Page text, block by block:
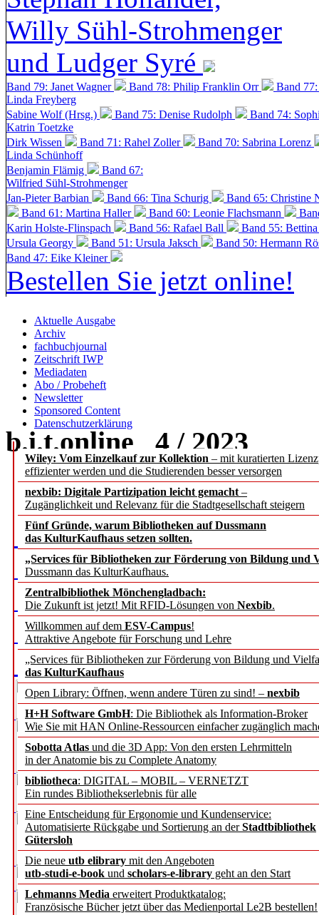
Willy Sühl-Strohmenger
und Ludger Syré
Band 79: Janet Wagner Band 78: Philip Franklin Orr
Band
Linda Freyberg
Sabine Wolf (Hrsg.)
Band 75: Denise Rudolph
Band 74:
Katrin Toetzke
Dirk Wissen
Band 71: Rahel Zoller
Band 70: Sabrina Lorenz
Linda Schünhoff
Benjamin Flämig
Band 67:
Wilfried Sühl-Strohmenger
Jan-Pieter Barbian
Band 66: Tina Schurig
Band 65: Christine
Band 61: Martina Haller
Band 60: Leonie Flachsmann
Karin Holste-Flinspach
Band 56: Rafael Ball
Band 55:
Ursula Georgy
Band 51: Ursula Jaksch Band 50: Hermann
Band 47: Eike Kleiner
Bestellen Sie jetzt online!
Aktuelle Ausgabe
Archiv
fachbuchjournal
Zeitschrift IWP
Mediadaten
Abo / Probeheft
Newsletter
Sponsored Content
Datenschutzerklärung
Wiley: Vom Einzelkauf zur Kollektion – mit kuratierten
effizienter werden und die Studierenden besser versorgen
nexbib: Digitale Partizipation leicht gemacht –
Zugänglichkeit und Relevanz für die Stadtgesellschaft steigern
Fünf Gründe, warum Bibliotheken auf Dussmann
das KulturKaufhaus setzen sollten.
„Services für Bibliotheken zur Förderung von Bildung und
Dussmann das KulturKaufhaus.
Zentralbibliothek Mönchengladbach:
Die Zukunft ist jetzt! Mit RFID-Lösungen von Nexbib.
Willkommen auf dem ESV-Campus!
Attraktive Angebote für Forschung und Lehre
„Services für Bibliotheken zur Förderung von Bildung und
das KulturKaufhaus
Open Library: Öffnen, wenn andere Türen zu sind! – nexbib
H+H Software GmbH: Die Bibliothek als Information-Broker
Wie Sie mit HAN Online-Ressourcen einfacher zugänglich
Sobotta Atlas und die 3D App: Von den ersten Lehrmitteln
in der Anatomie bis zu Complete Anatomy
bibliotheca: DIGITAL – MOBIL – VERNETZT
Ein rundes Bibliothekserlebnis für alle
Eine Entscheidung für Ergonomie und Kundenservice:
Automatisierte Rückgabe und Sortierung an derStadtbibliothek
Gütersloh
Die neue utb elibrary mit den Angeboten
utb-studi-e-book und scholars-e-library geht an den Start
Lehmanns Media erweitert Produktkatalog:
Französische Bücher jetzt über das Medienportal Le2B bestellen!
b.i.t.online 4 / 2023